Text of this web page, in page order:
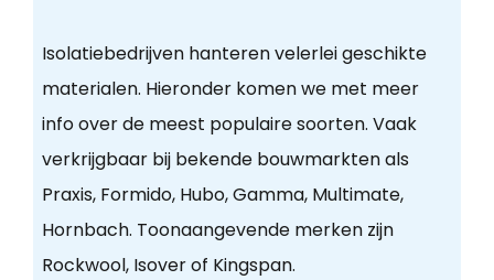
Isolatiebedrijven hanteren velerlei geschikte
materialen. Hieronder komen we met meer
info over de meest populaire soorten. Vaak
verkrijgbaar bij bekende bouwmarkten als
Praxis, Formido, Hubo, Gamma, Multimate,
Hornbach. Toonaangevende merken zijn
Rockwool, Isover of Kingspan.